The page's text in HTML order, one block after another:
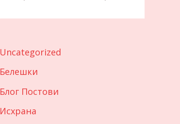
Uncategorized
Белешки
Блог Постови
Исхрана